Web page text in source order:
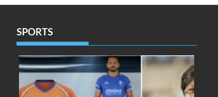
SPORTS